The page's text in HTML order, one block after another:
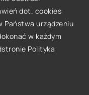
dot. cookies
Państwa urządzeniu
w każdym
Polityka